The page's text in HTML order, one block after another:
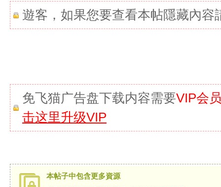
遊客，如果您要查看本帖隱藏內容
免飞猫广告盘下载内容需要VIP会
击这里升级VIP
本帖子中包含更多資源